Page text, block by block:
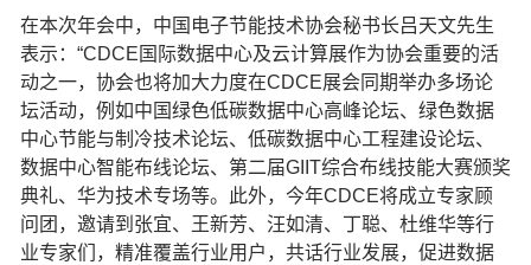
在本次年会中，中国电子节能技术协会秘书长吕天文先生
表示：“CDCE国际数据中心及云计算展作为协会重要的活
动之一，协会也将加大力度在CDCE展会同期举办多场论
坛活动，例如中国绿色低碳数据中心高峰论坛、绿色数据
中心节能与制冷技术论坛、低碳数据中心工程建设论坛、
数据中心智能布线论坛、第二届GIIT综合布线技能大赛颁奖
典礼、华为技术专场等。此外，今年CDCE将成立专家顾
问团，邀请到张宜、王新芳、汪如清、丁聪、杜维华等行
业专家们，精准覆盖行业用户，共话行业发展，促进数据